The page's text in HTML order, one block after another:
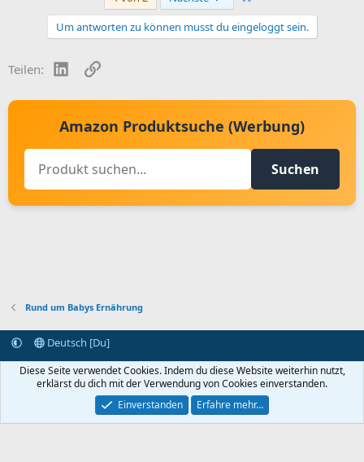
Um antworten zu können musst du eingeloggt sein.
Teilen: LinkedInLink
Amazon Produktsuche (Werbung)
Suchen
Rund um Babys Ernährung
Deutsch [Du]
Kontakt aufnehmen
Bedingungen und Regeln
Datenschutz
Startseite
R
S
Community platform by XenForo® © 2010-2024 XenForo Ltd.
Diese Seite verwendet Cookies. Indem du diese Website weiterhin nutzt,
erklärst du dich mit der Verwendung von Cookies einverstanden.
Einverstanden
Erfahre mehr…